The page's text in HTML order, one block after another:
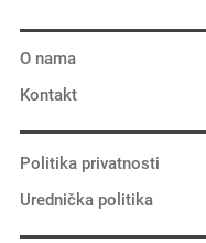
O nama
Kontakt
Politika privatnosti
Urednička politika